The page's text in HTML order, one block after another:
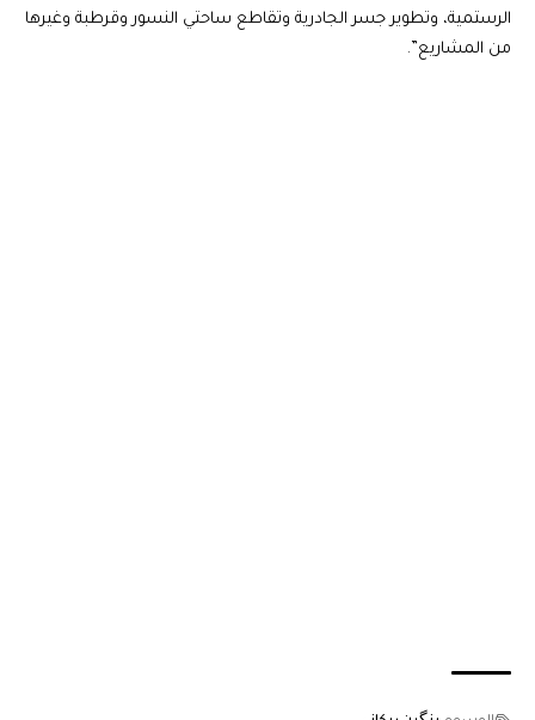
الرستمية، وتطوير جسر الجادرية وتقاطع ساحتي النسور وقرطبة وغيرها
من المشاريع”.